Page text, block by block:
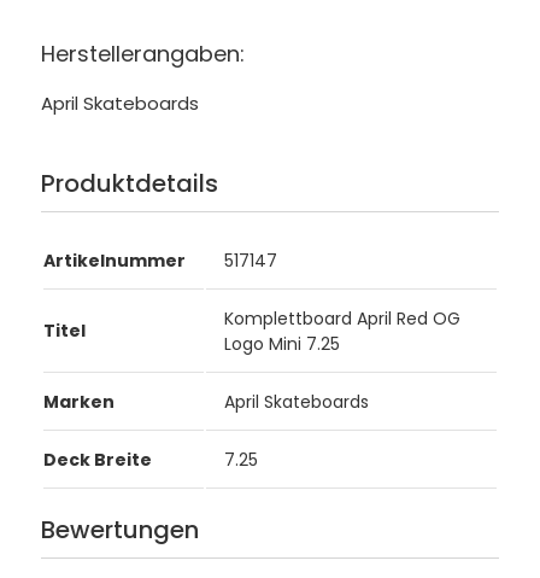
Herstellerangaben:
April Skateboards
Produktdetails
Artikelnummer 517147
Titel
Komplettboard April Red OG
Logo Mini 7.25
Marken April Skateboards
Deck Breite 7.25
Bewertungen